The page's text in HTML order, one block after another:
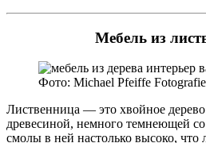
Мебель из
Фото: Michael Pfeiffe Fotografie
Лиственница — это хвойное дерево
древесиной, немного темнеющей
смолы в ней настолько высоко, что